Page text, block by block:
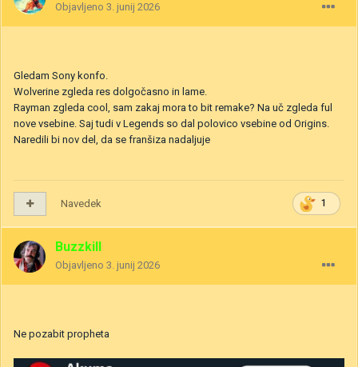
Objavljeno 3. junij 2026
Gledam Sony konfo.
Wolverine zgleda res dolgočasno in lame.
Rayman zgleda cool, sam zakaj mora to bit remake? Na uč zgleda ful
nove vsebine. Saj tudi v Legends so dal polovico vsebine od Origins.
Naredili bi nov del, da se franšiza nadaljuje
1
Navedek
Buzzkill
Objavljeno 3. junij 2026
Ne pozabit propheta